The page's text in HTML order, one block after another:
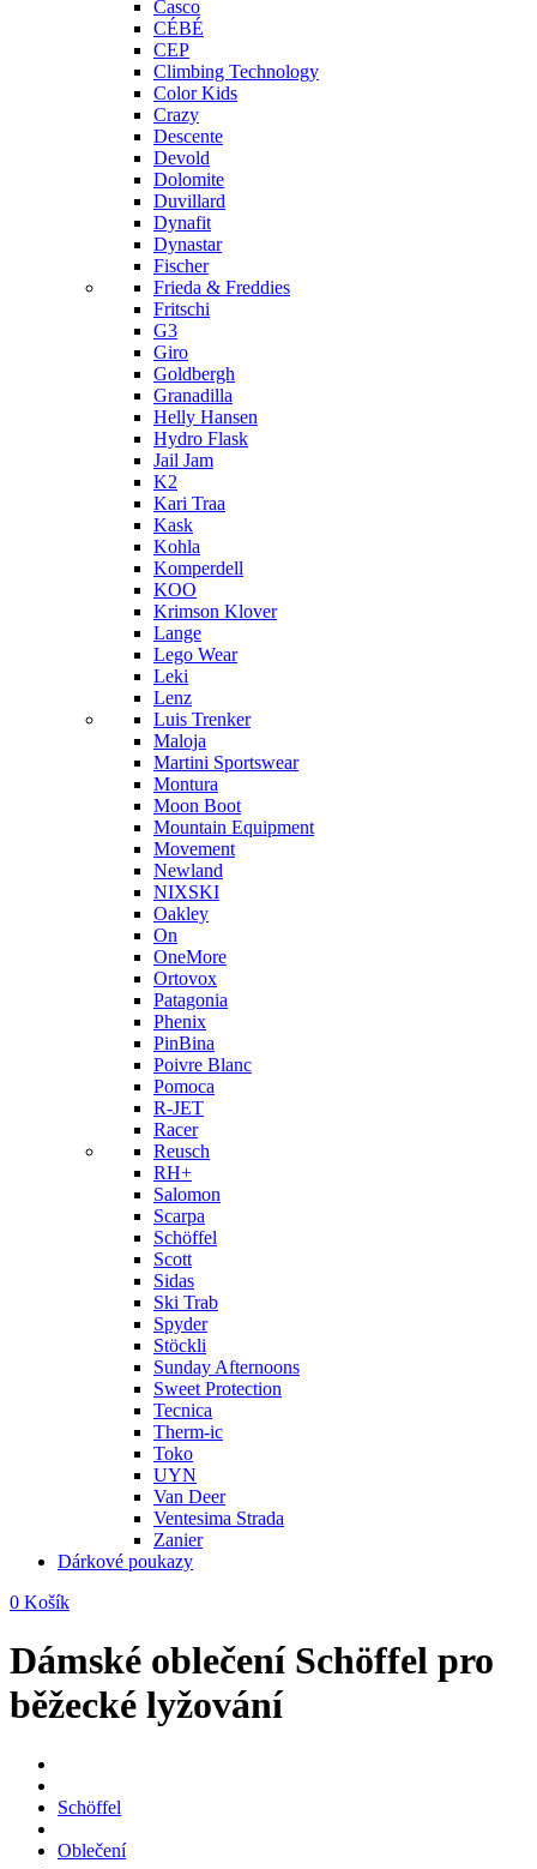
Casco
CÉBÉ
CEP
Climbing Technology
Color Kids
Crazy
Descente
Devold
Dolomite
Duvillard
Dynafit
Dynastar
Fischer
Frieda & Freddies
Fritschi
G3
Giro
Goldbergh
Granadilla
Helly Hansen
Hydro Flask
Jail Jam
K2
Kari Traa
Kask
Kohla
Komperdell
KOO
Krimson Klover
Lange
Lego Wear
Leki
Lenz
Luis Trenker
Maloja
Martini Sportswear
Montura
Moon Boot
Mountain Equipment
Movement
Newland
NIXSKI
Oakley
On
OneMore
Ortovox
Patagonia
Phenix
PinBina
Poivre Blanc
Pomoca
R-JET
Racer
Reusch
RH+
Salomon
Scarpa
Schöffel
Scott
Sidas
Ski Trab
Spyder
Stöckli
Sunday Afternoons
Sweet Protection
Tecnica
Therm-ic
Toko
UYN
Van Deer
Ventesima Strada
Zanier
Dárkové poukazy
0 Košík
Dámské oblečení Schöffel pro
běžecké lyžování
Schöffel
Oblečení